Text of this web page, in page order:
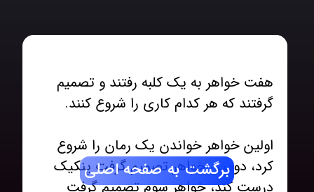
هفت خواهر به یک کلبه رفتند و تصمیم
اولین خواهر خواندن یک رمان را شروع
کرد، دومین خواهر تصمیم گرفت پنکیک
درست کند، خواهر سوم تصمیم گرفت
برگشت به صفحه اصلی